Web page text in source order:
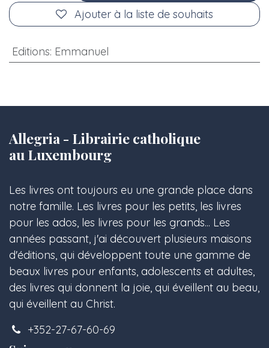
Ajouter à la liste de souhaits
Editions: Emmanuel
Allegria - Librairie catholique
au Luxembourg
Les livres ont toujours eu une grande place dans
notre famille. Les livres pour les petits, les livres
pour les ados, les livres pour les grands... Les
années passant, j'ai découvert plusieurs maisons
d'éditions, qui développent toute une gamme de
beaux livres pour enfants, adolescents et adultes,
des livres qui donnent la joie, qui éveillent au beau,
qui éveillent au Christ.
+352-27-67-60-69